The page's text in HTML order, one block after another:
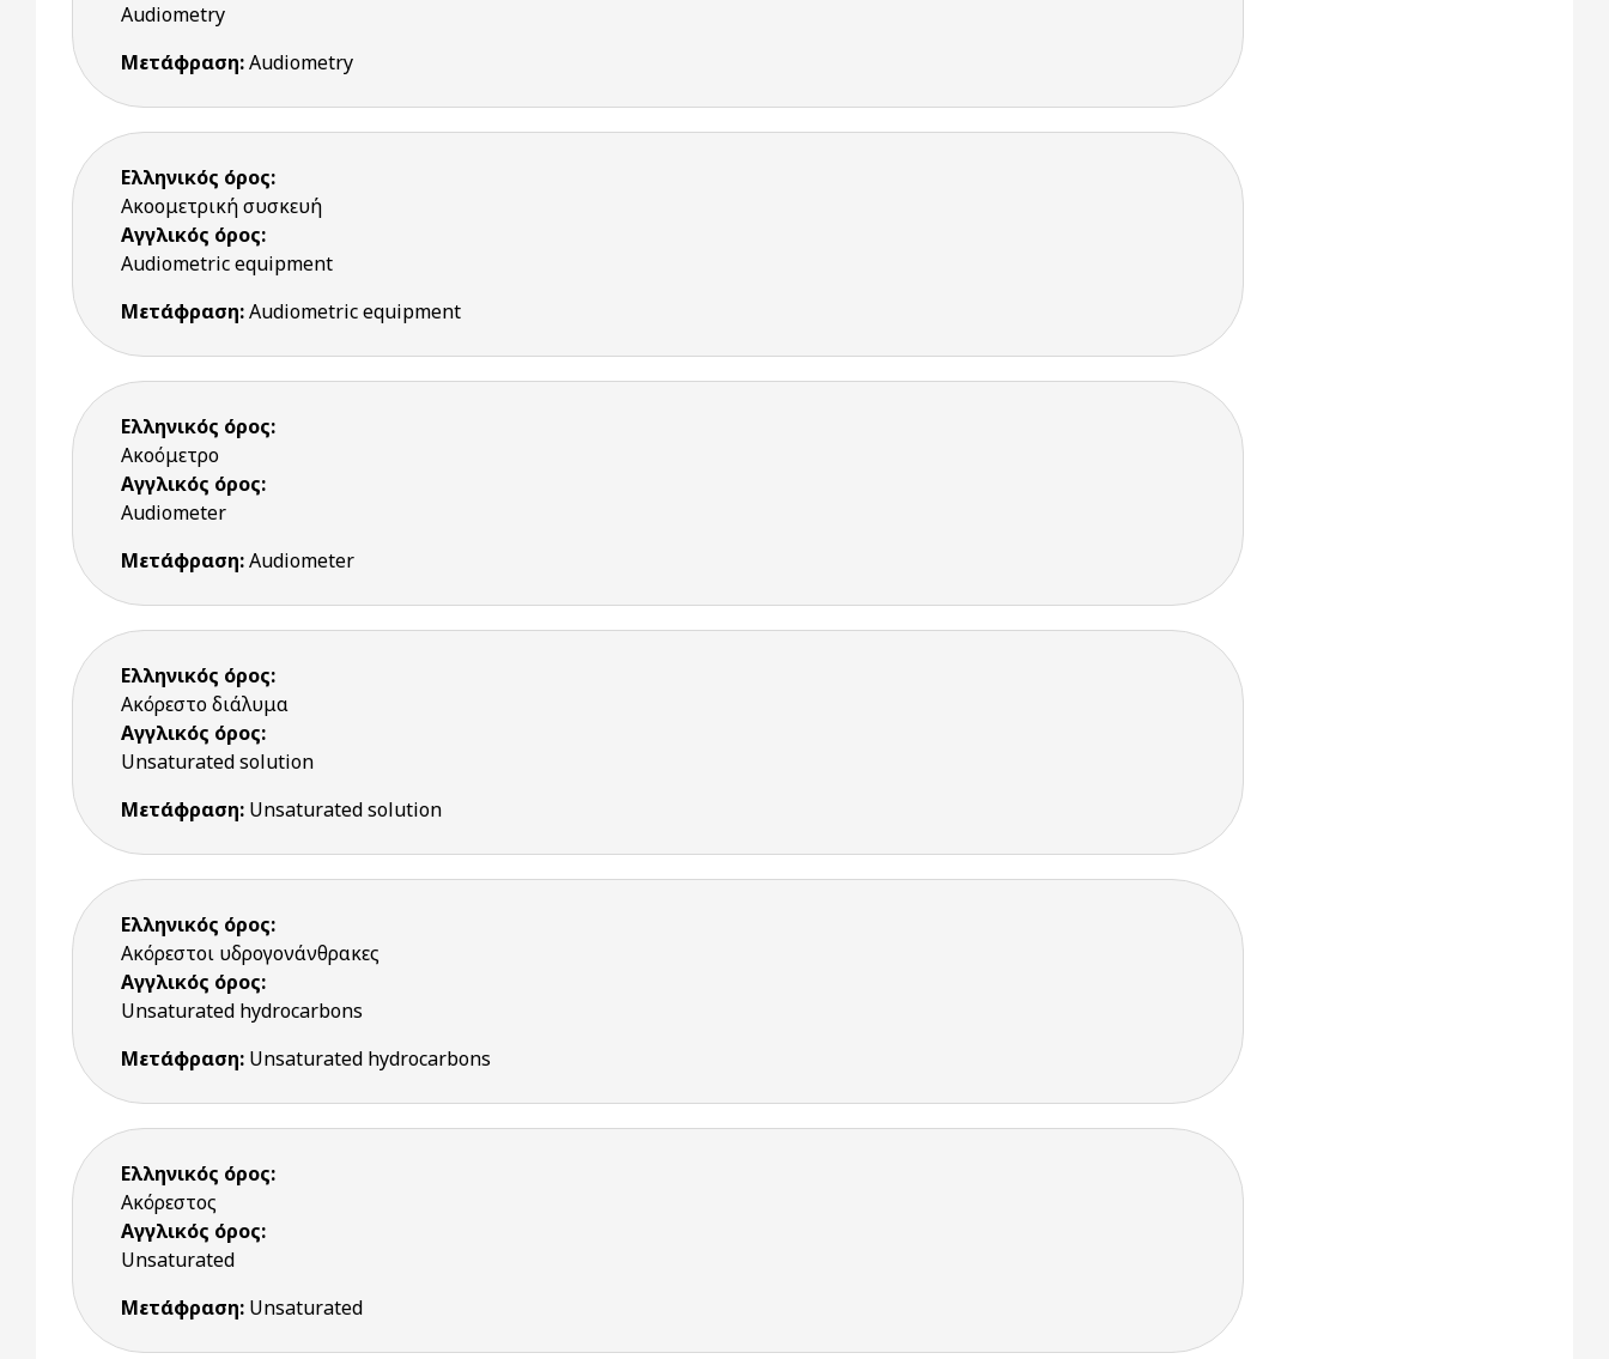
Audiometry
Μετάφραση:Audiometry
Ελληνικός όρος:
Ακοομετρική συσκευή
Αγγλικός όρος:
Audiometric equipment
Μετάφραση:Audiometric equipment
Ελληνικός όρος:
Ακοόμετρο
Αγγλικός όρος:
Audiometer
Μετάφραση:Audiometer
Ελληνικός όρος:
Ακόρεστο διάλυμα
Αγγλικός όρος:
Unsaturated solution
Μετάφραση: Unsaturated solution
Ελληνικός όρος:
Ακόρεστοι υδρογονάνθρακες
Αγγλικός όρος:
Unsaturated hydrocarbons
Μετάφραση: Unsaturated hydrocarbons
Ελληνικός όρος:
Ακόρεστος
Αγγλικός όρος:
Unsaturated
Μετάφραση: Unsaturated